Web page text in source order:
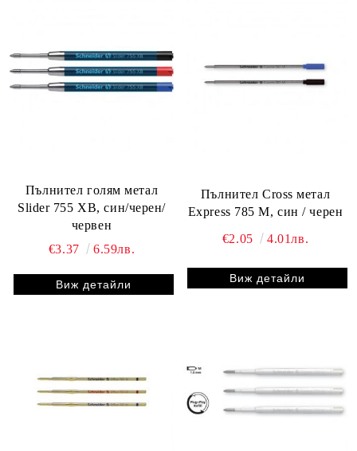
Пълнител голям метал
Slider 755 XB, син/черен/
червен
€3.37
6.59лв.
Виж детайли
Пълнител Cross метал
Express 785 M, син / черен
€2.05 4.01лв.
Виж детайли